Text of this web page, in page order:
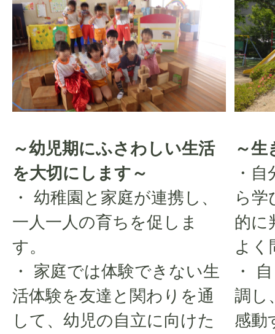
～幼児期にふさわしい生活
を大切にします～
・ 幼稚園と家庭が連携し、
一人一人の育ちを促しま
す。
・ 家庭では体験できない生
活体験を友達と関わりを通
して、幼児の自立に向けた
～生
・
ら学
的に
よく
・
調し
感動